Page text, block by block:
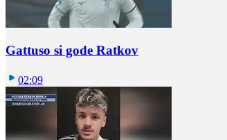
Gattuso si gode Ratkov
02:09